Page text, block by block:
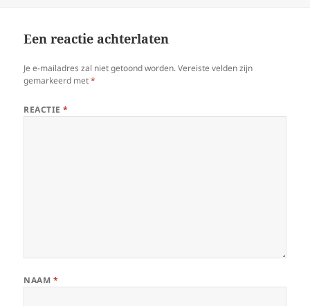
Een reactie achterlaten
Je e-mailadres zal niet getoond worden. Vereiste velden zijn
gemarkeerd met*
REACTIE*
NAAM *